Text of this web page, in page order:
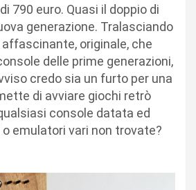
790 euro. Quasi il doppio di
generazione. Tralasciando
originale, che
delle prime generazioni,
credo sia un furto per una
di avviare giochi retrò
console datata ed
emulatori vari non trovate?